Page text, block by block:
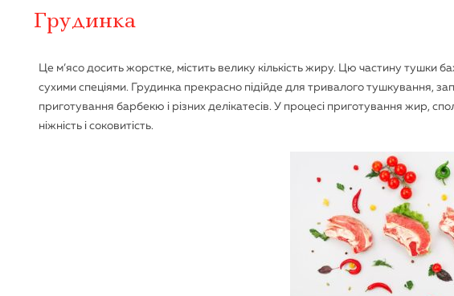
Грудинка
Це м’ясо досить жорстке, містить велику кількість жиру. Цю частину
сухими спеціями. Грудинка прекрасно підійде для тривалого тушкування,
приготування барбекю і різних делікатесів. У процесі приготування жир,
ніжність і соковитість.